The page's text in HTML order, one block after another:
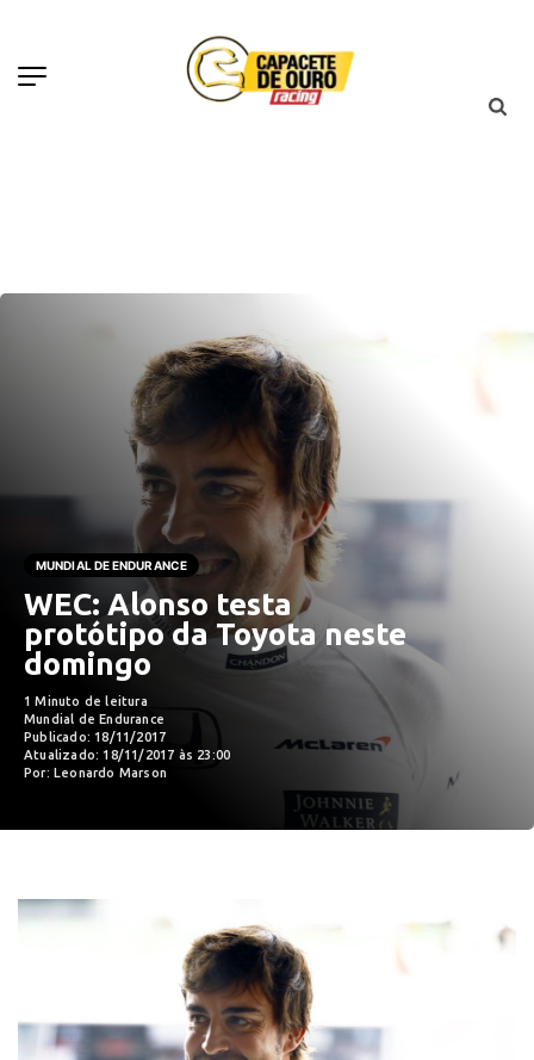
MUNDIAL DE ENDURANCE
WEC: Alonso testa
protótipo da Toyota neste
domingo
1 Minuto de leitura
Mundial de Endurance
Publicado: 18/11/2017
Atualizado: 18/11/2017 às 23:00
Por: Leonardo Marson